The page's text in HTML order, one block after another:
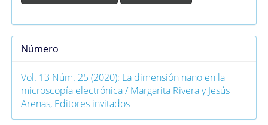
Número
Vol. 13 Núm. 25 (2020): La dimensión nano en la
microscopía electrónica / Margarita Rivera y Jesús
Arenas, Editores invitados